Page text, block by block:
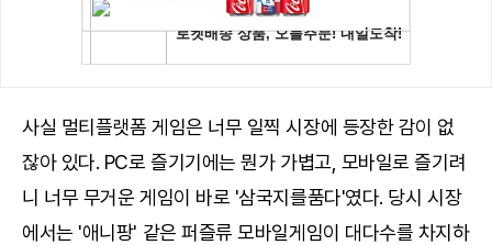
사실 멀티플랫폼 게임은 너무 일찍 시장에 등장한 감이 없
잖아 있다. PC로 즐기기에는 뭔가 가볍고, 모바일로 즐기려
니 너무 무거운 게임이 바로 '삼국지를품다'였다. 당시 시장
에서는 '애니팡' 같은 퍼즐류 모바일게임이 대다수를 차지하